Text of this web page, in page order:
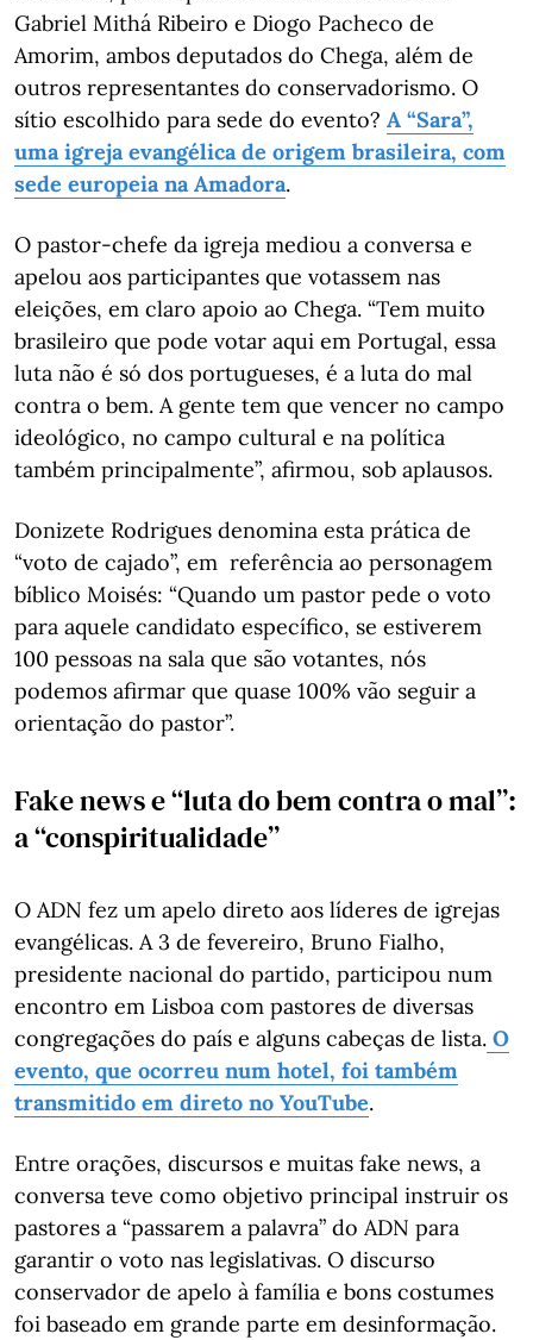
Gabriel Mithá Ribeiro e Diogo Pacheco de
Amorim, ambos deputados do Chega, além de
outros representantes do conservadorismo. O
sítio escolhido para sede do evento? A “Sara”,
uma igreja evangélica de origem brasileira, com
sede europeia na Amadora.
O pastor-chefe da igreja mediou a conversa e
apelou aos participantes que votassem nas
eleições, em claro apoio ao Chega. “Tem muito
brasileiro que pode votar aqui em Portugal, essa
luta não é só dos portugueses, é a luta do mal
contra o bem. A gente tem que vencer no campo
ideológico, no campo cultural e na política
também principalmente”, afirmou, sob aplausos.
Donizete Rodrigues denomina esta prática de
“voto de cajado”, em referência ao personagem
bíblico Moisés: “Quando um pastor pede o voto
para aquele candidato específico, se estiverem
100 pessoas na sala que são votantes, nós
podemos afirmar que quase 100% vão seguir a
orientação do pastor”.
Fake news e “luta do bem contra o mal”:
a “conspiritualidade”
O ADN fez um apelo direto aos líderes de igrejas
evangélicas. A 3 de fevereiro, Bruno Fialho,
presidente nacional do partido, participou num
encontro em Lisboa com pastores de diversas
congregações do país e alguns cabeças de lista. O
evento, que ocorreu num hotel, foi também
transmitido em direto no YouTube.
Entre orações, discursos e muitas fake news, a
conversa teve como objetivo principal instruir os
pastores a “passarem a palavra” do ADN para
garantir o voto nas legislativas. O discurso
conservador de apelo à família e bons costumes
foi baseado em grande parte em desinformação.